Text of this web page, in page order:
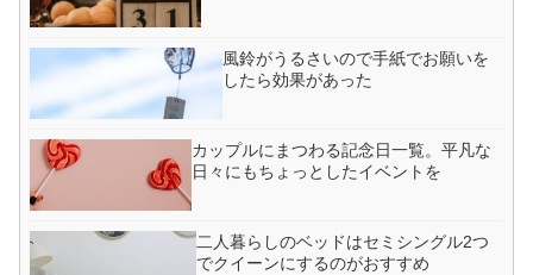
風鈴がうるさいので手紙でお願いを
したら効果があった
カップルにまつわる記念日一覧。平凡な
日々にもちょっとしたイベントを
二人暮らしのベッドはセミシングル2つ
でクイーンにするのがおすすめ